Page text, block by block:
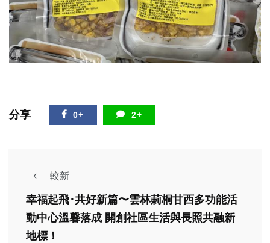
分享 0+ 2+
較新
幸福起飛･共好新篇〜雲林莿桐甘西多功能活
動中心溫馨落成 開創社區生活與長照共融新
地標！